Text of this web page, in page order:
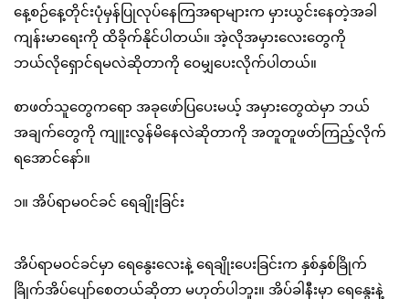
နေ့စဉ်နေ့တိုင်းပုံမှန်ပြုလုပ်နေကြအရာများက မှားယွင်းနေတဲ့အခါ
ကျန်းမာရေးကို ထိခိုက်နိုင်ပါတယ်။ အဲ့လိုအမှားလေးတွေကို
ဘယ်လိုရှောင်ရမလဲဆိုတာကို ဝေမျှပေးလိုက်ပါတယ်။
စာဖတ်သူတွေကရော အခုဖော်ပြပေးမယ့် အမှားတွေထဲမှာ ဘယ်
အချက်တွေကို ကျူးလွန်မိနေလဲဆိုတာကို အတူတူဖတ်ကြည့်လိုက်
ရအောင်နော်။
၁။ အိပ်ရာမဝင်ခင် ရေချိုးခြင်း
အိပ်ရာမဝင်ခင်မှာ ရေနွေးလေးနဲ့ ရေချိုးပေးခြင်းက နှစ်နှစ်ခြိုက်
ခြိုက်အိပ်ပျော်စေတယ်ဆိုတာ မဟုတ်ပါဘူး။ အိပ်ခါနီးမှာ ရေနွေးနဲ့